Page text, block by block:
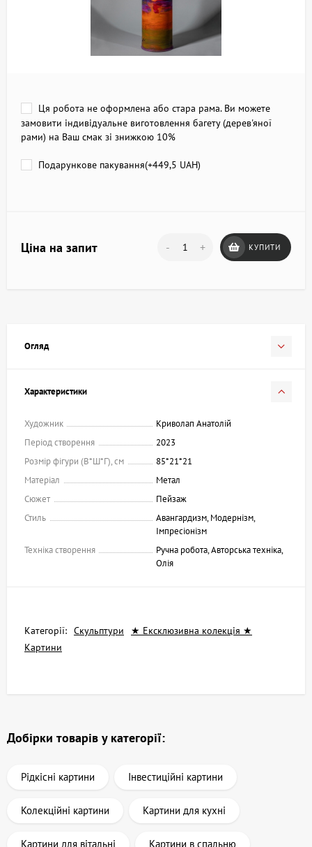
Ця робота не оформлена або стара рама. Ви можете
замовити індивідуальне виготовлення багету (дерев'яної
рами) на Ваш смак зі знижкою 10%
Подарункове пакування(+449,5 UAH)
Ціна на запит - + КУПИТИ
Огляд
Характеристики
Художник
Криволап Анатолій
Період створення
2023
Розмір фігури (В*Ш*Г), см
85*21*21
Матеріал
Метал
Сюжет
Пейзаж
Стиль
Авангардизм, Модернізм,
Імпресіонізм
Техніка створення
Ручна робота, Авторська техніка,
Олія
Категорії: Скульптури
★ Ексклюзивна колекція ★
Картини
Добірки товарів у категорії:
Рідкісні картини Інвестиційні картини
Колекційні картини Картини для кухні
Картини для вітальні Картини в спальню